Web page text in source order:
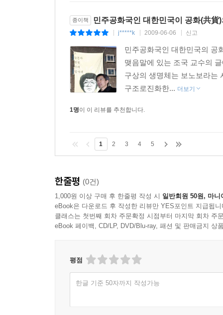
이야기한다. 그러나 자신들의 이익이 침해되거나
‘가짜 인간’ 또는 인두겁을 쓴 짐승으로 전락
존재로 전락하며, 민주주의는 다수자의 전제(專制)
우리는 역사적 경험 속에서 우리 자신을 ‘피해자
사상적 기초를 제공하기도 했지만 우리 안의
대한 인식은 매우 우려스러운 수준이라, 2007년
드러낸다. 소수자에 대한 배려와 받아들임은 침팬
진보도 여기서 시작됨을 밝히고 있다.
종이책 민주공화국인 대한민국이 공화(共
j*****k 2009-06-06 신고
민주공화국인 대한민국의 공
맺음말에 있는 조국 교수의
구상의 생명체는 보노보라는
구조로진화한... 더보기
1명이 이 리뷰를 추천합니다.
1 2 3 4 5
한줄평 (0건)
1,000원 이상 구매 후 한줄평 작성 시 일반회원 50원, 마니
eBook은 다운로드 후 작성한 리뷰만 YES포인트 지급됩니
클래스는 첫번째 회차 주문확정 시점부터 마지막 회차 주
eBook 페이백, CD/LP, DVD/Blu-ray, 패션 및 판매금지 상
평점
한글 기준 50자까지 작성가능